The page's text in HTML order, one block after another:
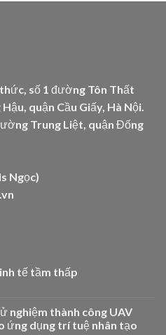
số 1 đường Tôn Thất
quận Cầu Giấy, Hà Nội.
Trung Liệt, quận Đống
Ngọc)
tế tầm thấp
nghiệm thành công UAV
ứng dụng trí tuệ nhân tạo